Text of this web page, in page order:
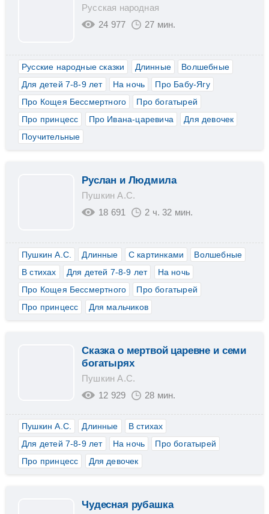
Русская народная
24 977
27 мин.
Русские народные сказки Длинные
Волшебные
Для детей 7-8-9 лет
На ночь
Про Бабу-Ягу
Про Кощея Бессмертного
Про богатырей
Про принцесс
Про Ивана-царевича
Для девочек
Поучительные
Руслан и Людмила
Пушкин А.С.
18 691
2 ч. 32 мин.
Пушкин А.С. Длинные С картинками
Волшебные
В стихах
Для детей 7-8-9 лет
На ночь
Про Кощея Бессмертного
Про богатырей
Про принцесс
Для мальчиков
Сказка о мертвой царевне и семи
богатырях
Пушкин А.С.
12 929
28 мин.
Пушкин А.С. Длинные
В стихах
Для детей 7-8-9 лет
На ночь
Про богатырей
Про принцесс
Для девочек
Чудесная рубашка